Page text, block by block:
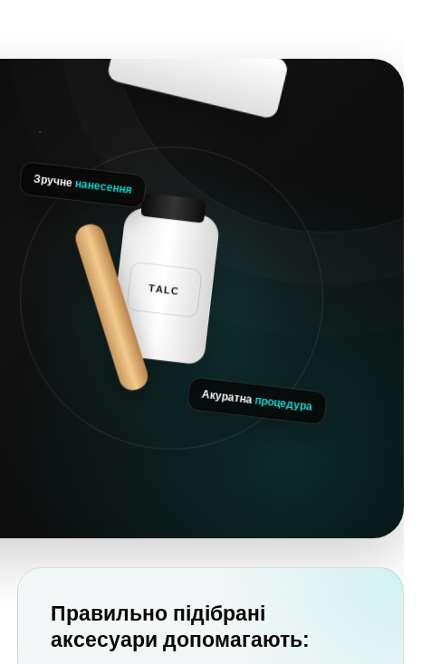
Зручненанесення
Акуратнапроцедура
Правильно підібрані
аксесуари допомагають: